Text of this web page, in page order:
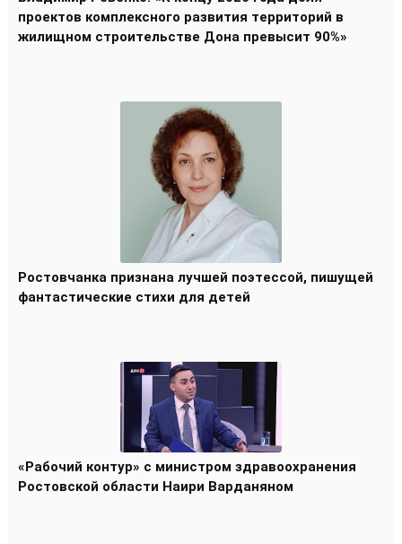
проектов комплексного развития территорий в
жилищном строительстве Дона превысит 90%»
Ростовчанка признана лучшей поэтессой, пишущей
фантастические стихи для детей
«Рабочий контур» с министром здравоохранения
Ростовской области Наири Варданяном